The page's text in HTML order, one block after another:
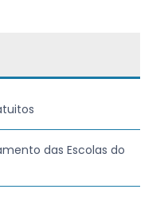
das Escolas do